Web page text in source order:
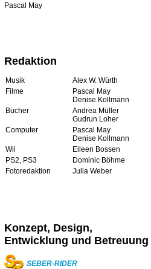
Pascal May
Redaktion
Musik
Alex W. Würth
Filme
Pascal May
Denise Kollmann
Bücher
Andrea Müller
Gudrun Loher
Computer
Pascal May
Denise Kollmann
Wii
Eileen Bossen
PS2, PS3
Dominic Böhme
Fotoredaktion
Julia Weber
Konzept, Design,
Entwicklung und Betreuung
SEBER-RIDER